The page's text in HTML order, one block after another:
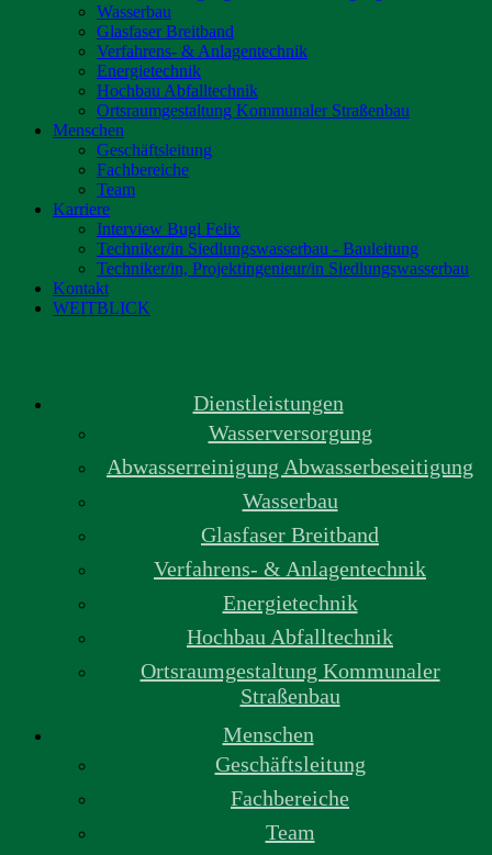
Wasserbau
Glasfaser Breitband
Verfahrens- & Anlagentechnik
Energietechnik
Hochbau Abfalltechnik
Ortsraumgestaltung Kommunaler Straßenbau
Menschen
Geschäftsleitung
Fachbereiche
Team
Karriere
Interview Bugl Felix
Techniker/in Siedlungswasserbau - Bauleitung
Techniker/in, Projektingenieur/in Siedlungswasserbau
Kontakt
WEITBLICK
Dienstleistungen
Wasserversorgung
Abwasserreinigung Abwasserbeseitigung
Wasserbau
Glasfaser Breitband
Verfahrens- & Anlagentechnik
Energietechnik
Hochbau Abfalltechnik
Ortsraumgestaltung Kommunaler
Straßenbau
Menschen
Geschäftsleitung
Fachbereiche
Team